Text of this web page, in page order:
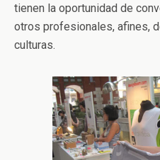
tienen la oportunidad de
otros profesionales, afines,
culturas.